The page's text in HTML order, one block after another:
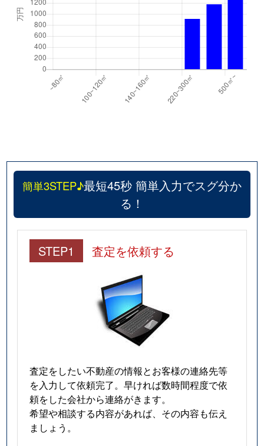
簡単3STEP♪最短45秒 簡単入力でスグ分か
る！
STEP1 査定を依頼する
査定をしたい不動産の情報とお客様の連絡先等
を入力して依頼完了。早ければ数時間程度で依
頼をした会社から連絡がきます。
希望や相談する内容があれば、その内容も伝え
ましょう。